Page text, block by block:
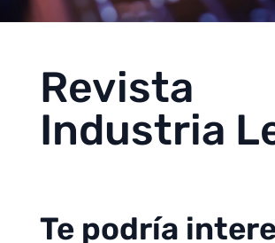
Revista
Industria
Te podría